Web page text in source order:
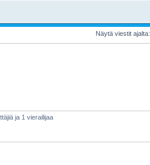
Näytä viestit ajalta:
ja 1 vierailijaa